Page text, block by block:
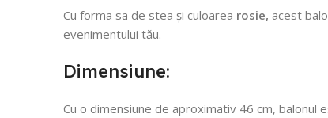
Cu forma sa de stea și culoarea rosie, acest
evenimentului tău.
Dimensiune:
Cu o dimensiune de aproximativ 46 cm,